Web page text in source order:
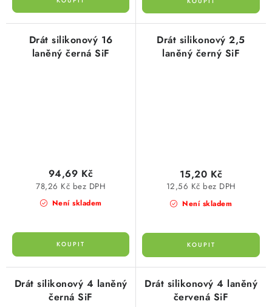
Drát silikonový 16
laněný černá SiF
Není skladem
78,26 Kč bez DPH
94,69 Kč
Drát silikonový 2,5
laněný černý SiF
Není skladem
12,56 Kč bez DPH
15,20 Kč
Drát silikonový 4 laněný
černá SiF
Drát silikonový 4 laněný
červená SiF